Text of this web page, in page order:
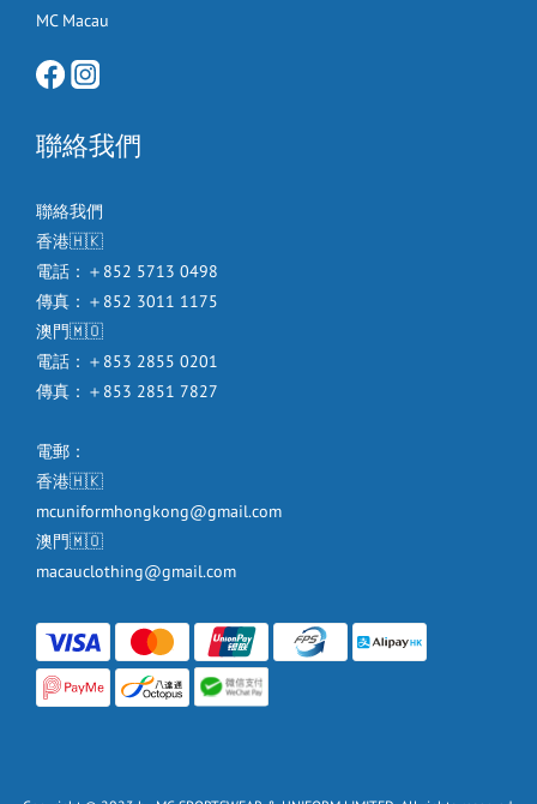
MC Macau
聯絡我們
聯絡我們
香港🇭🇰
電話：＋852 5713 0498
傳真：＋852 3011 1175
澳門🇲🇴
電話：＋853 2855 0201
傳真：＋853 2851 7827
電郵：
香港🇭🇰
mcuniformhongkong@gmail.com
澳門🇲🇴
macauclothing@gmail.com